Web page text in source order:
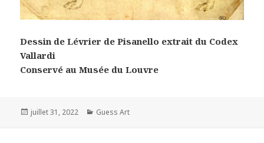
Dessin de Lévrier de Pisanello extrait du Codex
Vallardi
Conservé au Musée du Louvre
Posted
juillet 31, 2022 Categories
Guess Art